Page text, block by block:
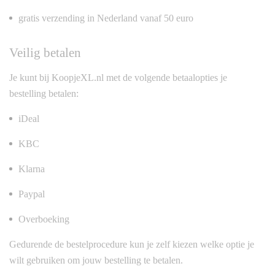
gratis verzending in Nederland vanaf 50 euro
Veilig betalen
Je kunt bij KoopjeXL.nl met de volgende betaalopties je
bestelling betalen:
iDeal
KBC
Klarna
Paypal
Overboeking
Gedurende de bestelprocedure kun je zelf kiezen welke optie je
wilt gebruiken om jouw bestelling te betalen.